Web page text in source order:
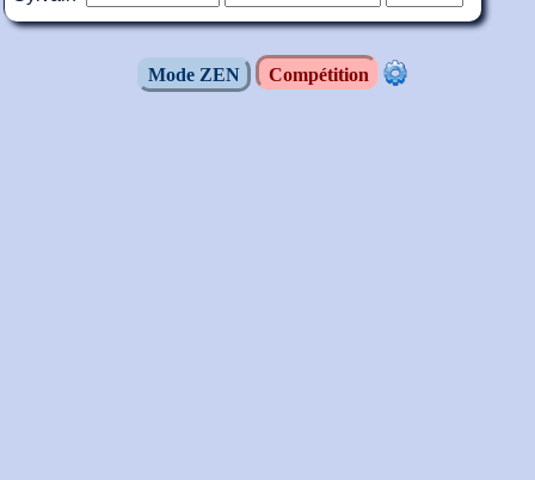
Mode ZEN Compétition